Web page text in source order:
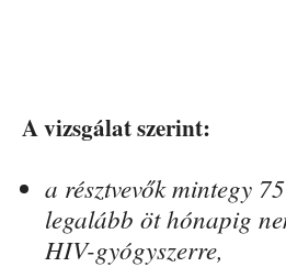
A vizsgálat szerint:
a résztvevők mintegy
legalább öt hónapig
HIV-gyógyszerre,